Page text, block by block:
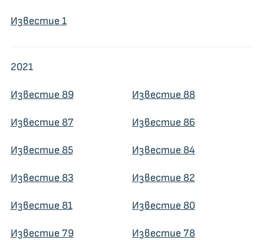
Известие 1
2021
Известие 89 Известие 88
Известие 87 Известие 86
Известие 85 Известие 84
Известие 83 Известие 82
Известие 81 Известие 80
Известие 79 Известие 78